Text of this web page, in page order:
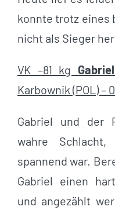
konnte trotz eines
nicht als Sieger
VK –81 kg
Karbownik (POL) –
Gabriel und der
wahre
spannend war.
Gabriel einen
und angezählt